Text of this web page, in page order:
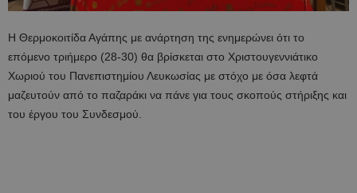
Η Θερμοκοιτίδα Αγάπης με ανάρτηση της ενημερώνει ότι το
επόμενο τριήμερο (28-30) θα βρίσκεται στο Χριστουγεννιάτικο
Χωριού του Πανεπιστημίου Λευκωσίας με στόχο με όσα λεφτά
μαζευτούν από το παζαράκι να πάνε για τους σκοπούς στήριξης και
του έργου του Συνδεσμού.